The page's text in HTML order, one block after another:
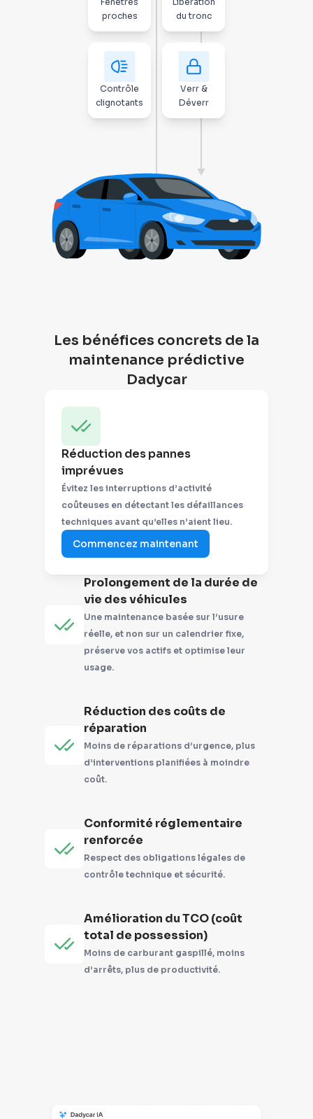
proches
du tronc
Contrôle
clignotants
Verr &
Déverr
Les bénéfices concrets de la
maintenance prédictive
Dadycar
Réduction des pannes
imprévues
Évitez les interruptions d’activité
coûteuses en détectant les défaillances
techniques avant qu’elles n’aient lieu.
Commencez maintenant
Prolongement de la durée de
vie des véhicules
Une maintenance basée sur l’usure
réelle, et non sur un calendrier fixe,
préserve vos actifs et optimise leur
usage.
Réduction des coûts de
réparation
Moins de réparations d’urgence, plus
d’interventions planifiées à moindre
coût.
Conformité réglementaire
renforcée
Respect des obligations légales de
contrôle technique et sécurité.
Amélioration du TCO (coût
total de possession)
Moins de carburant gaspillé, moins
d’arrêts, plus de productivité.